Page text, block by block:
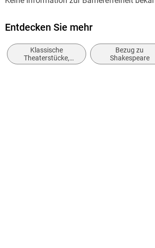
Autor/Autorin
Seltzer Books
Kopierschutz
Entdecken Sie mehr
Klassische
Theaterstücke,
Dramen (vor 1900)
Bezug zu
Shakespeare